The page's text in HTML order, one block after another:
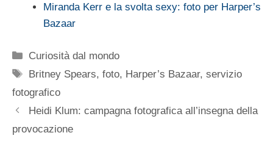
Miranda Kerr e la svolta sexy: foto per Harper’s
Bazaar
Categorie
Curiosità dal mondo
Tag
Britney Spears,foto, Harper’s Bazaar,servizio
fotografico
Heidi Klum: campagna fotografica all’insegna della
provocazione